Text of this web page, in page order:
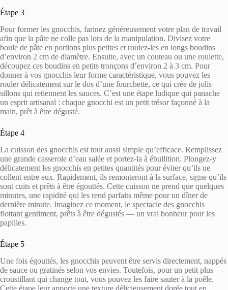
Étape 3
Pour former les gnocchis, farinez généreusement votre plan de travail
afin que la pâte ne colle pas lors de la manipulation. Divisez votre
boule de pâte en portions plus petites et roulez-les en longs boudins
d’environ 2 cm de diamètre. Ensuite, avec un couteau ou une roulette,
découpez ces boudins en petits tronçons d’environ 2 à 3 cm. Pour
donner à vos gnocchis leur forme caractéristique, vous pouvez les
rouler délicatement sur le dos d’une fourchette, ce qui crée de jolis
sillons qui retiennent les sauces. C’est une étape ludique qui panache
un esprit artisanal : chaque gnocchi est un petit trésor façonné à la
main, prêt à être dégusté.
Étape 4
La cuisson des gnocchis est tout aussi simple qu’efficace. Remplissez
une grande casserole d’eau salée et portez-la à ébullition. Plongez-y
délicatement les gnocchis en petites quantités pour éviter qu’ils ne
collent entre eux. Rapidement, ils remonteront à la surface, signe qu’ils
sont cuits et prêts à être égouttés. Cette cuisson ne prend que quelques
minutes, une rapidité qui les rend parfaits même pour un dîner de
dernière minute. Imaginez ce moment, le spectacle des gnocchis
flottant gentiment, prêts à être dégustés — un vrai bonheur pour les
papilles.
Étape 5
Une fois égouttés, les gnocchis peuvent être servis directement, nappés
de sauce ou gratinés selon vos envies. Toutefois, pour un petit plus
croustillant qui change tout, vous pouvez les faire sauter à la poêle.
Cette étape leur apporte une texture délicieusement dorée tout en